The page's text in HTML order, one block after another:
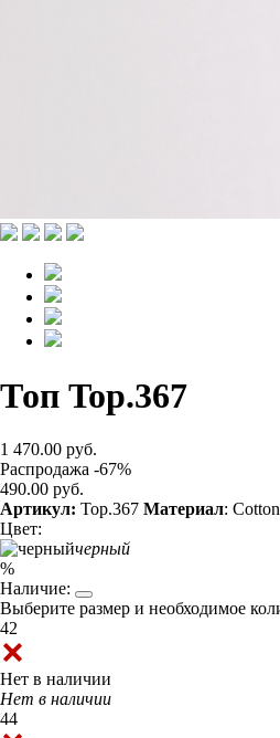
Топ Top.367
1 470.00 руб.
Распродажа -67%
490.00 руб.
Артикул: Top.367 Материал:
Цвет:
черный
%
Наличие:
Выберите размер и необходимое
42
Нет в наличии
Нет в наличии
44